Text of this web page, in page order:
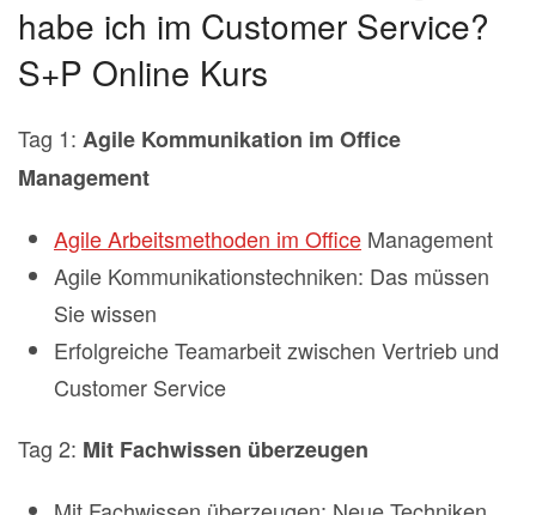
habe ich im Customer Service?
S+P Online Kurs
Tag 1: Agile Kommunikation im Office
Management
Agile Arbeitsmethoden im Office Management
Agile Kommunikationstechniken: Das müssen
Sie wissen
Erfolgreiche Teamarbeit zwischen Vertrieb und
Customer Service
Tag 2: Mit Fachwissen überzeugen